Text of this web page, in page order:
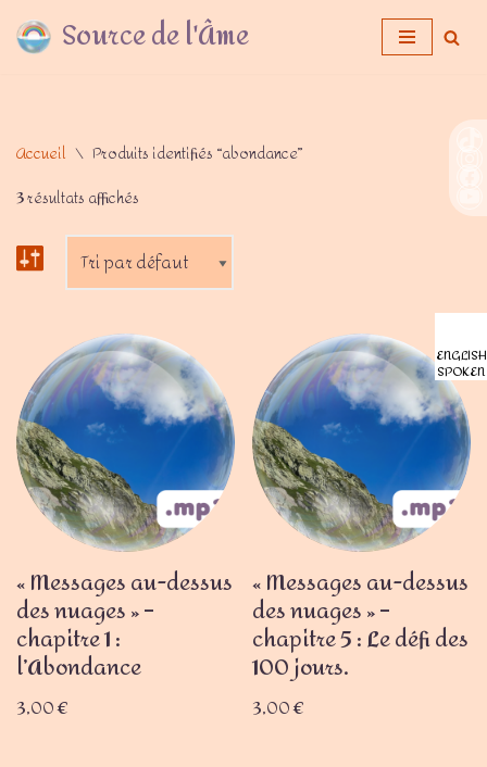
Aller Source de l'Âme
Accueil \ Produits identifiés “abondance”
3 résultats affichés
« Messages au-dessus
des nuages » –
chapitre 1 :
l’Abondance
3,00€
« Messages au-dessus
des nuages » –
chapitre 5 : Le défi des
100 jours.
3,00€
ENGLISH
SPOKEN